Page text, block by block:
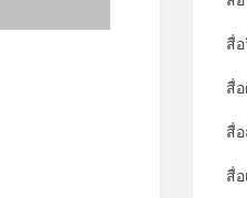
สื่
สื่
สื่
สื่